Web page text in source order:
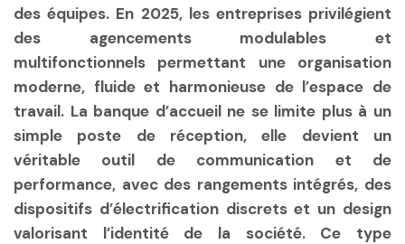
des équipes. En 2025, les entreprises privilégient
des agencements modulables et
multifonctionnels permettant une organisation
moderne, fluide et harmonieuse de l’espace de
travail. La banque d’accueil ne se limite plus à un
simple poste de réception, elle devient un
véritable outil de communication et de
performance, avec des rangements intégrés, des
dispositifs d’électrification discrets et un design
valorisant l’identité de la société. Ce type